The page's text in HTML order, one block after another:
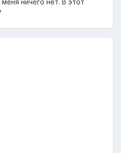
ничего нет. В этот